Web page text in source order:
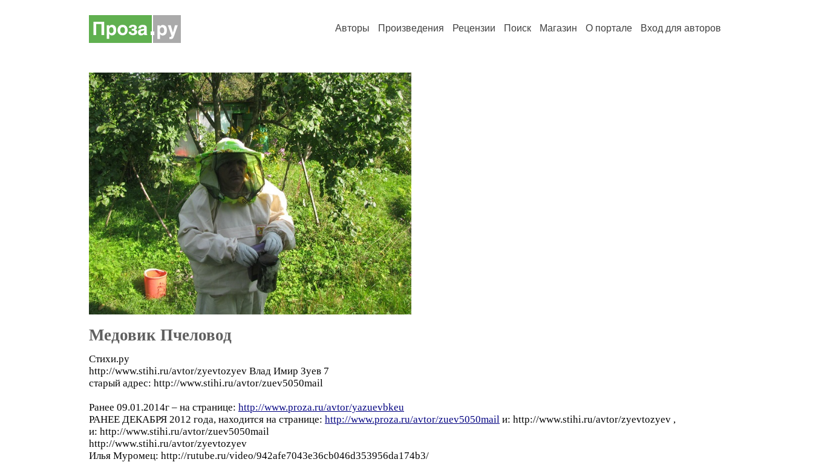
Авторы Произведения Рецензии Поиск Магазин О портале Вход для авторов
Медовик Пчеловод
Стихи.ру
http://www.stihi.ru/avtor/zyevtozyev Влад Имир Зуев 7
старый адрес: http://www.stihi.ru/avtor/zuev5050mail
Ранее 09.01.2014г – на странице: http://www.proza.ru/avtor/yazuevbkeu
РАНЕЕ ДЕКАБРЯ 2012 года, находится на странице: http://www.proza.ru/avtor/zuev5050mail и: http://www.stihi.ru/avtor/zyevtozyev ,
и: http://www.stihi.ru/avtor/zuev5050mail
http://www.stihi.ru/avtor/zyevtozyev
Илья Муромец: http://rutube.ru/video/942afe7043e36cb046d353956da174b3/